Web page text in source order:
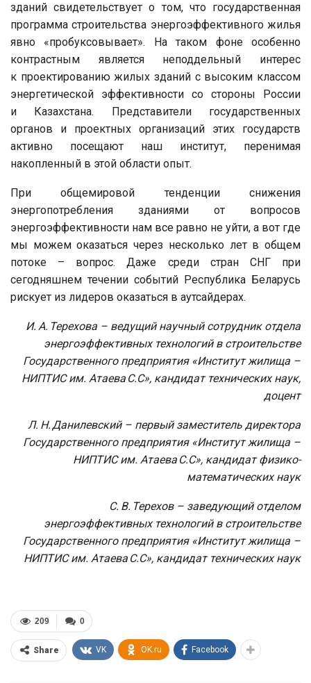
зданий свидетельствует о том, что государственная
программа строительства энергоэффективного жилья
явно «пробуксовывает». На таком фоне особенно
контрастным является неподдельный интерес
к проектированию жилых зданий с высоким классом
энергетической эффективности со стороны России
и Казахстана. Представители государственных
органов и проектных организаций этих государств
активно посещают наш институт, перенимая
накопленный в этой области опыт.
При общемировой тенденции снижения
энергопотребления зданиями от вопросов
энергоэффективности нам все равно не уйти, а вот где
мы можем оказаться через несколько лет в общем
потоке – вопрос. Даже среди стран СНГ при
сегодняшнем течении событий Республика Беларусь
рискует из лидеров оказаться в аутсайдерах.
И. А. Терехова – ведущий научный сотрудник отдела
энергоэффективных технологий в строительстве
Государственного предприятия «Институт жилища –
НИПТИС им. Атаева С.С», кандидат технических наук,
доцент
Л. Н. Данилевский – первый заместитель директора
Государственного предприятия «Институт жилища –
НИПТИС им. Атаева С.С», кандидат физико-
математических наук
С. В. Терехов – заведующий отделом
энергоэффективных технологий в строительстве
Государственного предприятия «Институт жилища –
НИПТИС им. Атаева С.С», кандидат технических наук
0
209
Share VK OK.ru Facebook